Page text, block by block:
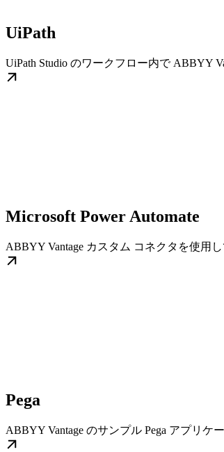
UiPath
UiPath Studio のワークフロー内で ABBYY
Microsoft Power Automate
ABBYY Vantage カスタム コネクタを使用
Pega
ABBYY Vantage のサンプル Pega アプリケ